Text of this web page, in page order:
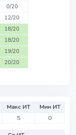
0/20
12/20
18/20
18/20
19/20
20/20
Макс ИТ
Мин ИТ
5 0